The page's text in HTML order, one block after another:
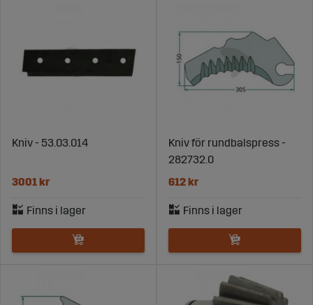
Kniv - 53.03.014
3001 kr
Kniv för rundbalspress -
282732.0
612 kr